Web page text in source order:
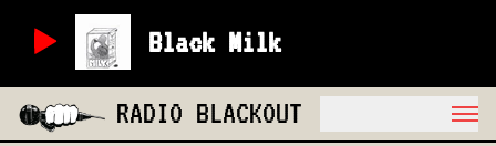
Black Milk
RADIO BLACKOUT